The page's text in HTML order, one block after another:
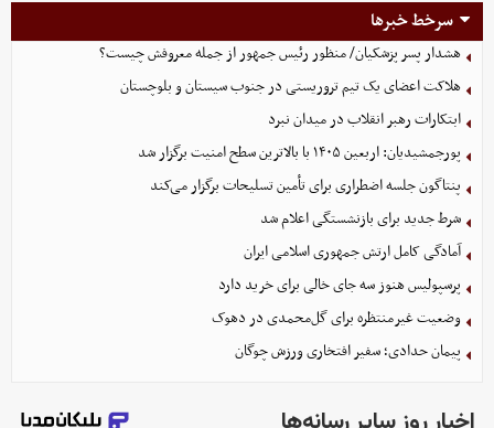
سرخط خبرها
هشدار پسر پزشکیان/ منظور رئیس جمهور از جمله معروفش چیست؟
هلاکت اعضای یک تیم تروریستی در جنوب سیستان و بلوچستان
ابتکارات رهبر انقلاب در میدان نبرد
پورجمشیدیان: اربعین ۱۴۰۵ با بالاترین سطح امنیت برگزار شد
پنتاگون جلسه اضطراری برای تأمین تسلیحات برگزار می‌کند
شرط جدید برای بازنشستگی اعلام شد
آمادگی کامل ارتش جمهوری اسلامی ایران
پرسپولیس هنوز سه جای خالی برای خرید دارد
وضعیت غیرمنتظره برای گل‌محمدی در دهوک
پیمان حدادی؛ سفیر افتخاری ورزش چوگان